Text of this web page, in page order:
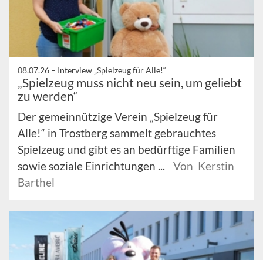
08.07.26 – Interview „Spielzeug für Alle!“
„Spielzeug muss nicht neu sein, um geliebt
zu werden“
Der gemeinnützige Verein „Spielzeug für
Alle!“ in Trostberg sammelt gebrauchtes
Spielzeug und gibt es an bedürftige Familien
sowie soziale Einrichtungen ...
Von Kerstin
Barthel